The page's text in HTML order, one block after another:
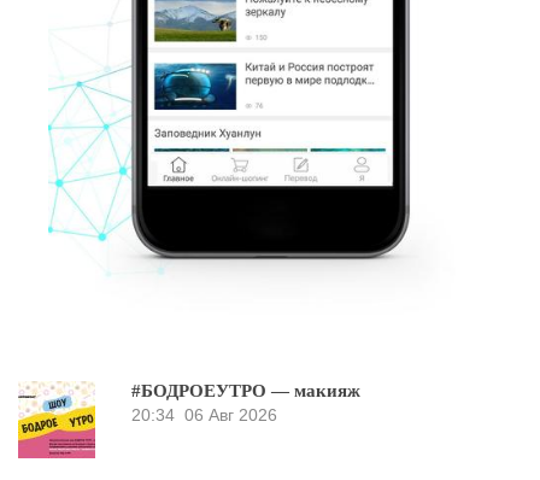
#БОДРОЕУТРО — макияж
20:34 06 Авг 2026